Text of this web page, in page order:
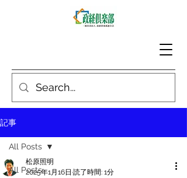
記事
All Posts
All Posts
松原照明
2025年1月16日 読了時間: 1分